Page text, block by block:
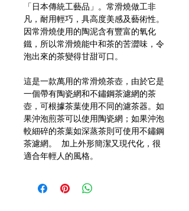
「日本傳統工藝品」。常滑燒做工非
凡，耐用輕巧，具高度美感及藝術性。
因常滑燒使用的陶泥含有豐富的氧化
鐵，所以常滑燒能中和茶的苦澀味，令
泡出來的茶變得甘甜可口。
這是一款萬用的常滑燒茶壺，由於它是
一個帶有陶瓷網和不鏽鋼茶濾網的茶
壺，可根據茶葉使用不同的濾茶器。如
果沖泡煎茶可以使用陶瓷網；如果沖泡
較細碎的茶葉如深蒸茶則可使用不鏽鋼
茶濾網。 加上外形簡潔又現代化，很
適合年輕人的風格。